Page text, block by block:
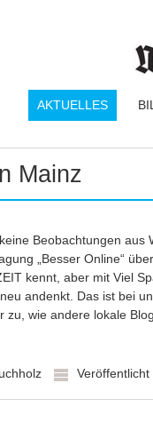
AKTUELLES
Mainz
Beobachtungen aus
„Besser Online“
kennt, aber mit Viel
andenkt. Das ist bei
zu, wie andere lokale
Veröffentlicht